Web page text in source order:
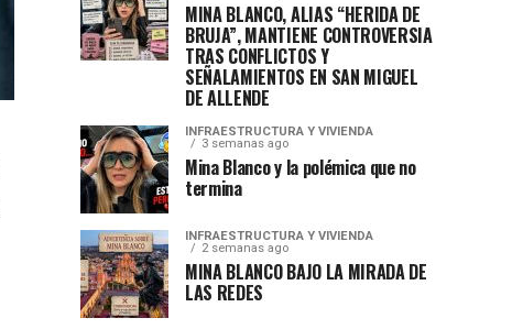
MINA BLANCO, ALIAS “HERIDA DE
BRUJA”, MANTIENE CONTROVERSIA
TRAS CONFLICTOS Y
SEÑALAMIENTOS EN SAN MIGUEL
DE ALLENDE
INFRAESTRUCTURA Y VIVIENDA
3 semanas ago
Mina Blanco y la polémica que no
termina
INFRAESTRUCTURA Y VIVIENDA
2 semanas ago
MINA BLANCO BAJO LA MIRADA DE
LAS REDES